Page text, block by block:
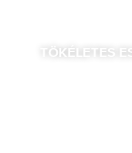
TÖKÉLETES